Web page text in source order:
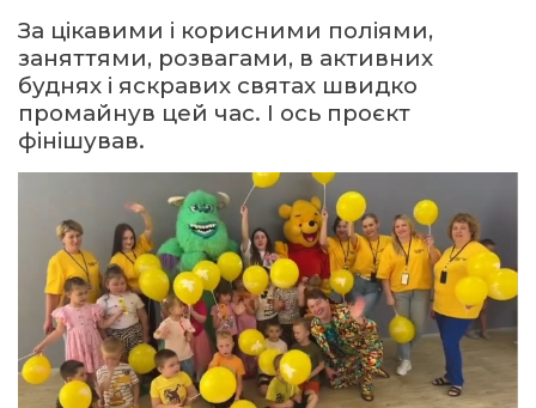
За цікавими і корисними поліями,
заняттями, розвагами, в активних
буднях і яскравих святах швидко
промайнув цей час. І ось проєкт
фінішував.